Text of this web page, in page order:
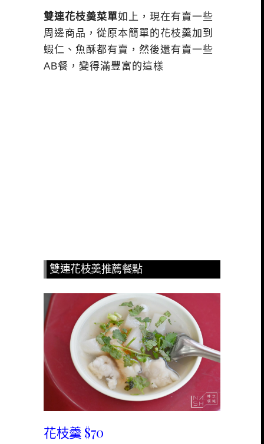
雙連花枝羮菜單如上，現在有賣一些
周邊商品，從原本簡單的花枝羹加到
蝦仁、魚酥都有賣，然後還有賣一些
AB餐，變得滿豐富的這樣
雙連花枝羮推薦餐點
花枝羹 $70